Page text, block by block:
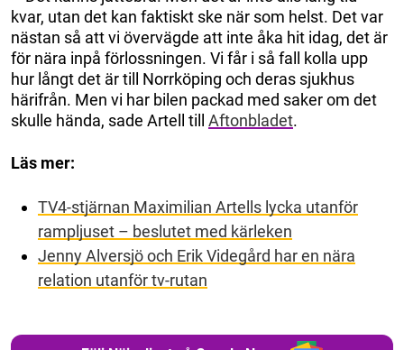
kvar, utan det kan faktiskt ske när som helst. Det var
nästan så att vi övervägde att inte åka hit idag, det är
för nära inpå förlossningen. Vi får i så fall kolla upp
hur långt det är till Norrköping och deras sjukhus
härifrån. Men vi har bilen packad med saker om det
skulle hända, sade Artell till Aftonbladet.
Läs mer:
TV4-stjärnan Maximilian Artells lycka utanför
rampljuset – beslutet med kärleken
Jenny Alversjö och Erik Videgård har en nära
relation utanför tv-rutan